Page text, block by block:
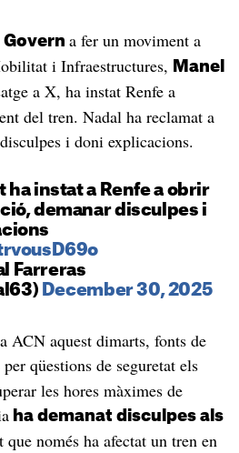
Govern a fer un moviment a
i Infraestructures, Manel
a X, ha instat Renfe a
del tren. Nadal ha reclamat a
i doni explicacions.
ha instat a Renfe a obrir
demanar disculpes i
Farreras
December 30, 2025
ACN aquest dimarts, fonts de
qüestions de seguretat els
les hores màximes de
ha demanat disculpes als
només ha afectat un tren en